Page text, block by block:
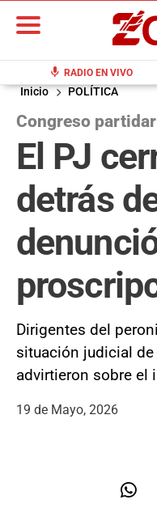
mic RADIO EN VIVO
Inicio POLÍTICA
Congreso
El PJ
detrás
Dirigentes del
situación judicial
advirtieron sobre el
19 de Mayo, 2026